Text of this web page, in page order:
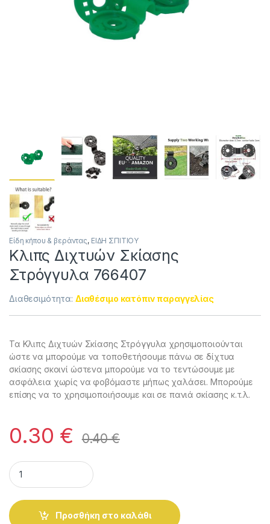
Είδη κήπου & βεράντας, ΕΙΔΗ ΣΠΙΤΙΟΥ
Κλιπς Διχτυών Σκίασης
Στρόγγυλα 766407
Διαθεσιμότητα: Διαθέσιμο κατόπιν παραγγελίας
Τα Κλιπς Διχτυών Σκίασης Στρόγγυλα χρησιμοποιούνται
ώστε να μπορούμε να τοποθετήσουμε πάνω σε δίχτυα
σκίασης σκοινί ώστενα μπορούμε να το τεντώσουμε με
ασφάλεια χωρίς να φοβόμαστε μήπως χαλάσει. Μπορούμε
επίσης να το χρησιμοποιήσουμε και σε πανιά σκίασης κ.τ.λ.
0.30 € 0.40€
Κλιπς Διχτυών Σκίασης Στρόγγυλα 766407 quantity
Προσθήκη στο καλάθι